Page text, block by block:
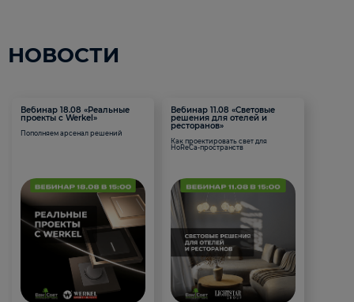
НОВОСТИ
Вебинар 18.08 «Реальные
проекты с Werkel»
Пополняем арсенал решений
Вебинар 11.08 «Световые
решения для отелей и
ресторанов»
Как проектировать свет для
HoReCa-пространств